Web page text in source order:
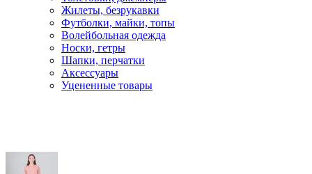
Жилеты, безрукавки
Футболки, майки, топы
Волейбольная одежда
Носки, гетры
Шапки, перчатки
Аксессуары
Уцененные товары